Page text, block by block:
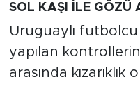
SOL KAŞI İLE GÖZÜ
Uruguaylı futbolcu
yapılan
arasında